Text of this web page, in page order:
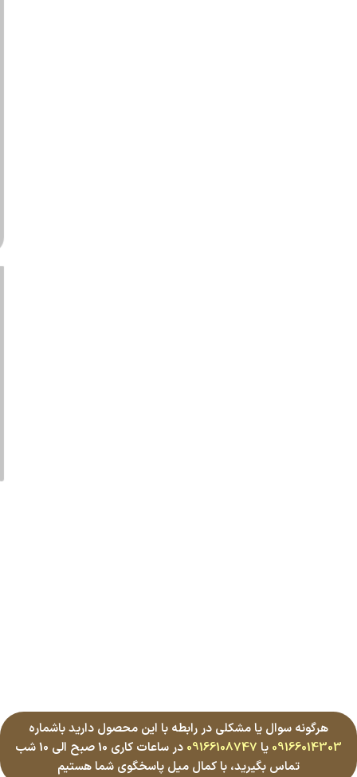
هرگونه سوال یا مشکلی در رابطه با این محصول دارید باشماره
09166014303 یا 09166108747
در ساعات کاری 10 صبح الی 10 شب
تماس بگیرید، با کمال میل پاسخگوی شما هستیم